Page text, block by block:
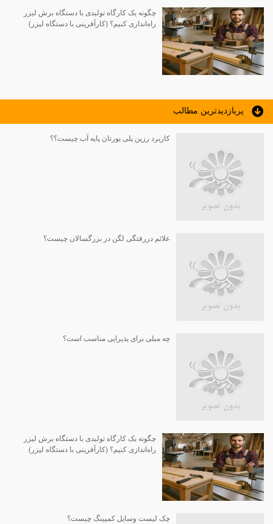
چگونه یک کارگاه تولیدی با دستگاه برش لیزر
راه‌اندازی کنیم؟ (کارآفرینی با دستگاه لیزر)
پربازديدترين مطالب
کاربرد رزین پلی یورتان پایه آب چیست؟؟
علائم دررفتگی لگن در بزرگسالان چیست؟
چه مبلی برای پذیرایی مناسب است؟
چگونه یک کارگاه تولیدی با دستگاه برش لیزر
راه‌اندازی کنیم؟ (کارآفرینی با دستگاه لیزر)
چک لیست وسایل کمپینگ چیست؟